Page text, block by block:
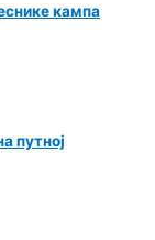
кампа
путној